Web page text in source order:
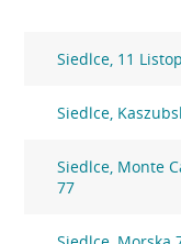
Siedlce, 11
Siedlce,
Siedlce, Monte
77